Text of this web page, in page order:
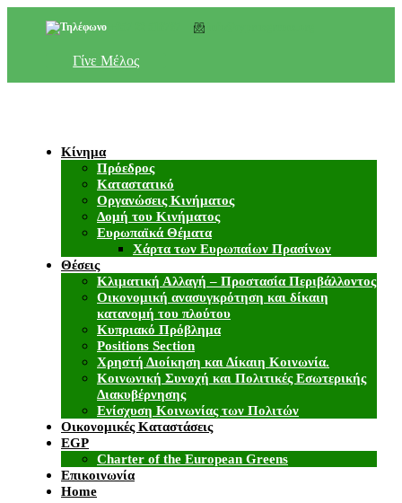
Γίνε Μέλος
Κίνημα
Πρόεδρος
Καταστατικό
Οργανώσεις Κινήματος
Δομή του Κινήματος
Ευρωπαϊκά Θέματα
Χάρτα των Ευρωπαίων Πρασίνων
Θέσεις
Κλιματική Αλλαγή – Προστασία Περιβάλλοντος
Οικονομική ανασυγκρότηση και δίκαιη
κατανομή του πλούτου
Κυπριακό Πρόβλημα
Positions Section
Χρηστή Διοίκηση και Δίκαιη Κοινωνία.
Κοινωνική Συνοχή και Πολιτικές Εσωτερικής
Διακυβέρνησης
Ενίσχυση Κοινωνίας των Πολιτών
Οικονομικές Καταστάσεις
EGP
Charter of the European Greens
Επικοινωνία
Home